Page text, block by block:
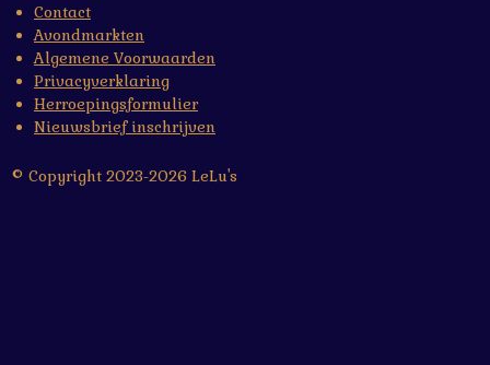
Contact
Avondmarkten
Algemene Voorwaarden
Privacyverklaring
Herroepingsformulier
Nieuwsbrief inschrijven
© Copyright 2023-2026 LeLu's